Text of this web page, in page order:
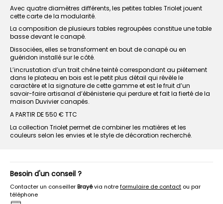
Avec quatre diamètres différents, les petites tables Triolet jouent
cette carte de la modularité.
La composition de plusieurs tables regroupées constitue une table
basse devant le canapé.
Dissociées, elles se transforment en bout de canapé ou en
guéridon installé sur le côté.
L’incrustation d’un trait chêne teinté correspondant au piétement
dans le plateau en bois est le petit plus détail qui révèle le
caractère et la signature de cette gamme et est le fruit d’un
savoir-faire artisanal d’ébénisterie qui perdure et fait la fierté de la
maison Duvivier canapés.
A PARTIR DE 550 € TTC
La collection Triolet permet de combiner les matières et les
couleurs selon les envies et le style de décoration recherché.
Besoin d'un conseil ?
Contacter un conseillerBrayévia notreformulaire de contact ou par
téléphone